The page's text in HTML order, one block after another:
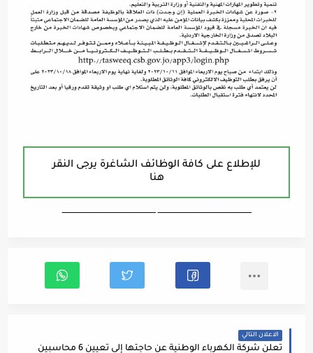
للإطلاع على كافة الوظائف الشاغرة يرجى النقر
هنا
ـــــــــــــــــــــــــــــــــــــــــــــــــــــــــــــــــــ ـــــــــــــــــــــــــــــــــــــــــــــــــــــــــــــــــــ
الاعلان التالي
تعلن شركة الكهرباء الوطنية عن حاجتها إلى تعيين 6 محاسبين